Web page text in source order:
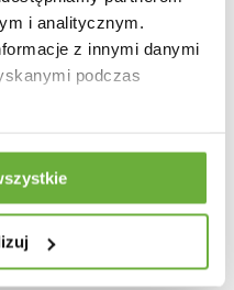
i analitycznym.
z innymi danymi
podczas
BIAŁY